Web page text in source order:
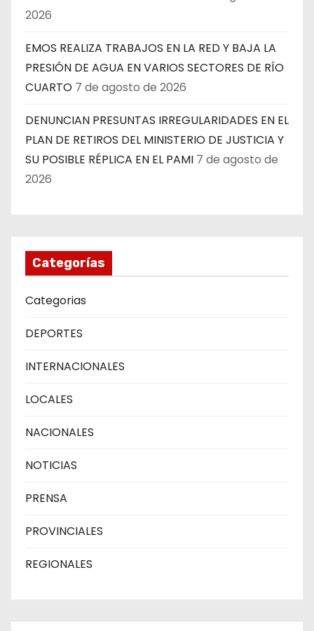
2026
EMOS REALIZA TRABAJOS EN LA RED Y BAJA LA
PRESIÓN DE AGUA EN VARIOS SECTORES DE RÍO
CUARTO 7 de agosto de 2026
DENUNCIAN PRESUNTAS IRREGULARIDADES EN EL
PLAN DE RETIROS DEL MINISTERIO DE JUSTICIA Y
SU POSIBLE RÉPLICA EN EL PAMI 7 de agosto de
2026
Categorías
Categorias
DEPORTES
INTERNACIONALES
LOCALES
NACIONALES
NOTICIAS
PRENSA
PROVINCIALES
REGIONALES